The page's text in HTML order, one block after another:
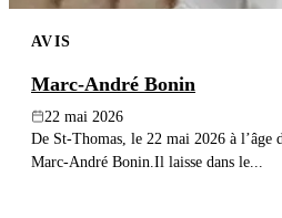
AVIS
Marc-André Bonin
22 mai 2026
De St-Thomas, le 22 mai 2026 à l’âge
Marc-André Bonin.Il laisse dans le...